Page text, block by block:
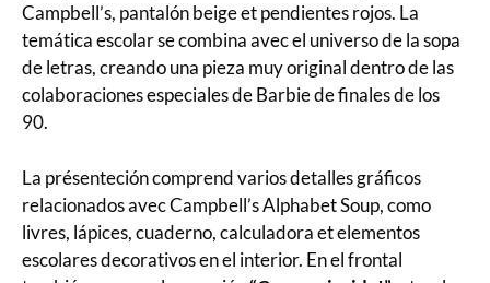
Campbell’s, pantalón beige et pendientes rojos. La
temática escolar se combina avec el universo de la sopa
de letras, creando una pieza muy original dentro de las
colaboraciones especiales de Barbie de finales de los
90.
La présenteción comprend varios detalles gráficos
relacionados avec Campbell’s Alphabet Soup, como
livres, lápices, cuaderno, calculadora et elementos
escolares decorativos en el interior. En el frontal